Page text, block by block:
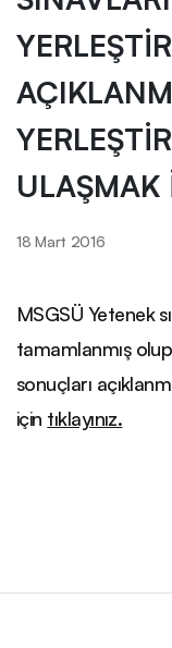
18 Mart 2016
MSGSÜ Yetenek
tamamlanmış
sonuçları
için tıklayınız.